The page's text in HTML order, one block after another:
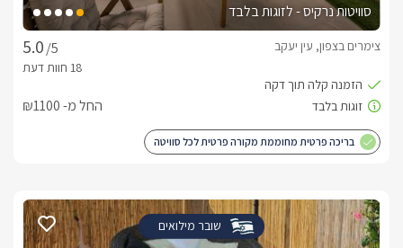
סוויטות נרקיס - לזוגות בלבד
/5
צימרים בצפון, עין יעקב
החל מ- ₪1100
בריכה פרטית מחוממת מקורה פרטית לכל סוויטה
שובר מילואים